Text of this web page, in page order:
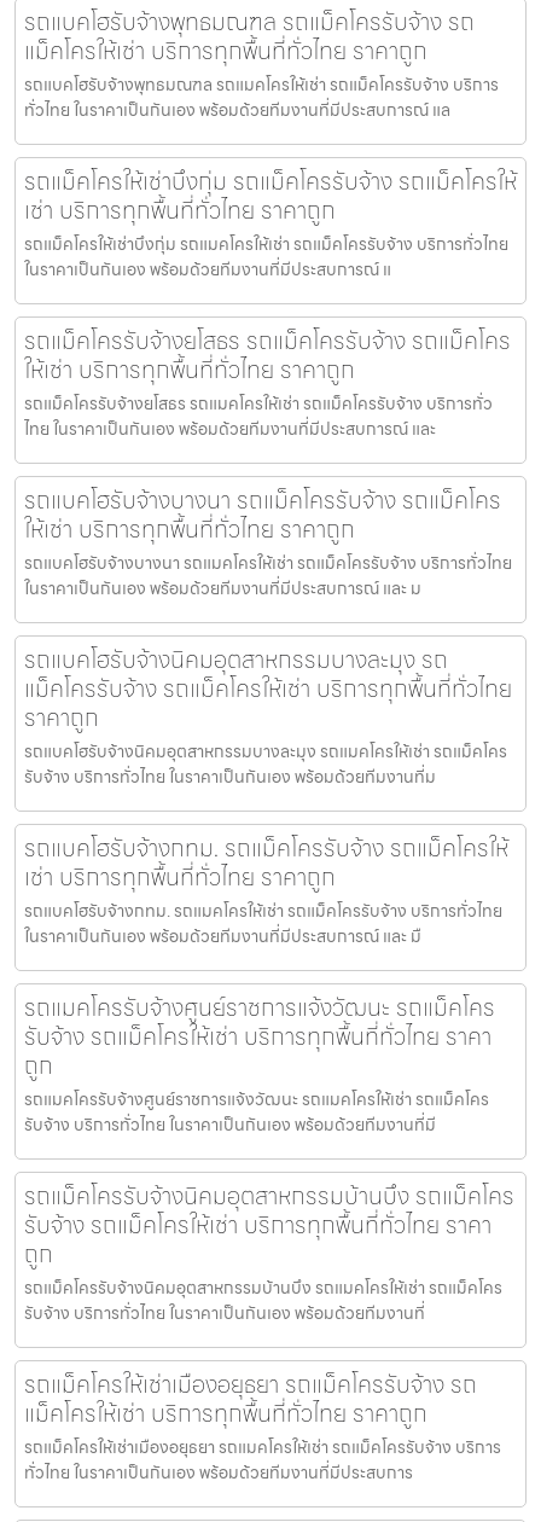
รถแบคโฮรับจ้างพุทธมณฑล รถแม็คโครรับจ้าง รถ
แม็คโครให้เช่า บริการทุกพื้นที่ทั่วไทย ราคาถูก
รถแบคโฮรับจ้างพุทธมณฑล รถแมคโครให้เช่า รถแม็คโครรับจ้าง บริการ
ทั่วไทย ในราคาเป็นกันเอง พร้อมด้วยทีมงานที่มีประสบการณ์ แล
รถแม็คโครให้เช่าบึงกุ่ม รถแม็คโครรับจ้าง รถแม็คโครให้
เช่า บริการทุกพื้นที่ทั่วไทย ราคาถูก
รถแม็คโครให้เช่าบึงกุ่ม รถแมคโครให้เช่า รถแม็คโครรับจ้าง บริการทั่วไทย
ในราคาเป็นกันเอง พร้อมด้วยทีมงานที่มีประสบการณ์ แ
รถแม็คโครรับจ้างยโสธร รถแม็คโครรับจ้าง รถแม็คโคร
ให้เช่า บริการทุกพื้นที่ทั่วไทย ราคาถูก
รถแม็คโครรับจ้างยโสธร รถแมคโครให้เช่า รถแม็คโครรับจ้าง บริการทั่ว
ไทย ในราคาเป็นกันเอง พร้อมด้วยทีมงานที่มีประสบการณ์ และ
รถแบคโฮรับจ้างบางนา รถแม็คโครรับจ้าง รถแม็คโคร
ให้เช่า บริการทุกพื้นที่ทั่วไทย ราคาถูก
รถแบคโฮรับจ้างบางนา รถแมคโครให้เช่า รถแม็คโครรับจ้าง บริการทั่วไทย
ในราคาเป็นกันเอง พร้อมด้วยทีมงานที่มีประสบการณ์ และ ม
รถแบคโฮรับจ้างนิคมอุตสาหกรรมบางละมุง รถ
แม็คโครรับจ้าง รถแม็คโครให้เช่า บริการทุกพื้นที่ทั่วไทย
ราคาถูก
รถแบคโฮรับจ้างนิคมอุตสาหกรรมบางละมุง รถแมคโครให้เช่า รถแม็คโคร
รับจ้าง บริการทั่วไทย ในราคาเป็นกันเอง พร้อมด้วยทีมงานที่ม
รถแบคโฮรับจ้างกทม. รถแม็คโครรับจ้าง รถแม็คโครให้
เช่า บริการทุกพื้นที่ทั่วไทย ราคาถูก
รถแบคโฮรับจ้างกทม. รถแมคโครให้เช่า รถแม็คโครรับจ้าง บริการทั่วไทย
ในราคาเป็นกันเอง พร้อมด้วยทีมงานที่มีประสบการณ์ และ มื
รถแมคโครรับจ้างศูนย์ราชการแจ้งวัฒนะ รถแม็คโคร
รับจ้าง รถแม็คโครให้เช่า บริการทุกพื้นที่ทั่วไทย ราคา
ถูก
รถแมคโครรับจ้างศูนย์ราชการแจ้งวัฒนะ รถแมคโครให้เช่า รถแม็คโคร
รับจ้าง บริการทั่วไทย ในราคาเป็นกันเอง พร้อมด้วยทีมงานที่มี
รถแม็คโครรับจ้างนิคมอุตสาหกรรมบ้านบึง รถแม็คโคร
รับจ้าง รถแม็คโครให้เช่า บริการทุกพื้นที่ทั่วไทย ราคา
ถูก
รถแม็คโครรับจ้างนิคมอุตสาหกรรมบ้านบึง รถแมคโครให้เช่า รถแม็คโคร
รับจ้าง บริการทั่วไทย ในราคาเป็นกันเอง พร้อมด้วยทีมงานที่
รถแม็คโครให้เช่าเมืองอยุธยา รถแม็คโครรับจ้าง รถ
แม็คโครให้เช่า บริการทุกพื้นที่ทั่วไทย ราคาถูก
รถแม็คโครให้เช่าเมืองอยุธยา รถแมคโครให้เช่า รถแม็คโครรับจ้าง บริการ
ทั่วไทย ในราคาเป็นกันเอง พร้อมด้วยทีมงานที่มีประสบการ